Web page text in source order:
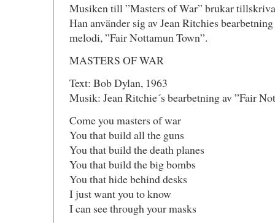
Musiken till ”Masters of War” brukar
Han använder sig av Jean Ritchies
melodi, ”Fair Nottamun Town”.
MASTERS OF WAR
Text: Bob Dylan, 1963
Musik: Jean Ritchie´s bearbetning av ”Fair
Come you masters of war
You that build all the guns
You that build the death planes
You that build the big bombs
You that hide behind desks
I just want you to know
I can see through your masks